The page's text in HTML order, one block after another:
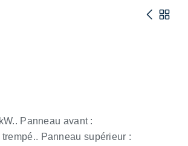
Panneau avant :
Panneau supérieur :